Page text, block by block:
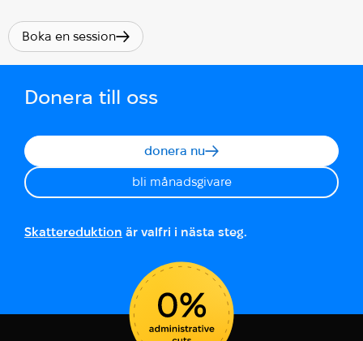
Boka en session
Donera till oss
donera nu
bli månadsgivare
Skattereduktion är valfri i nästa steg.